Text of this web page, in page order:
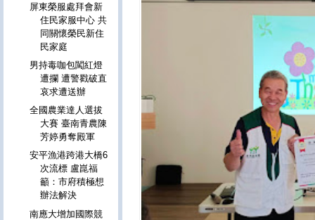
屏東榮服處拜會新
住民家服中心 共
同關懷榮民新住
民家庭
男持毒咖包闖紅燈
遭攔 遭警戳破直
哀求遭送辦
全國農業達人選拔
大賽 臺南青農陳
芳婷勇奪殿軍
安平漁港跨港大橋6
次流標 盧崑福
籲：市府積極想
辦法解決
南應大增加國際競